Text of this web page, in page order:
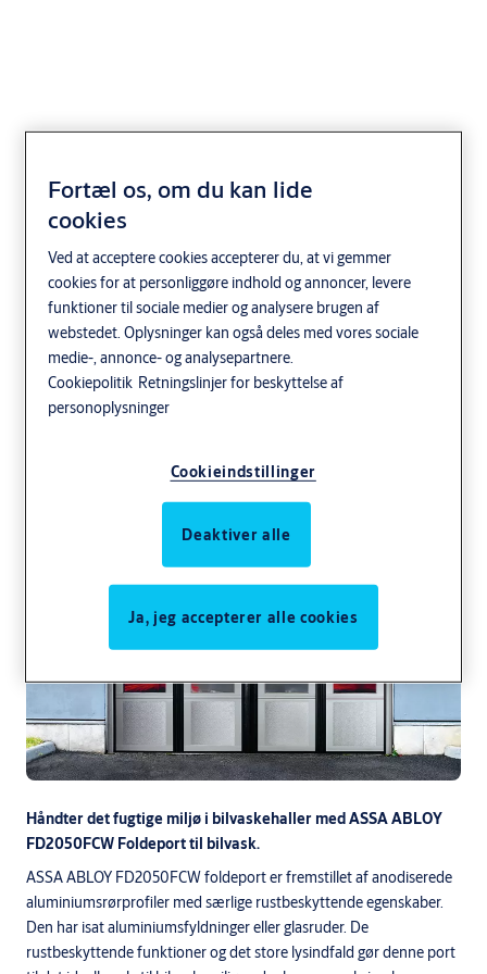
ASSA ABLOY
FD2050FCW Foldeport
til bilvask
Detail ASSA ABLOY
Håndter det fugtige miljø i bilvaskehaller med ASSA ABLOY
FD2050FCW Foldeport til bilvask.
ASSA ABLOY FD2050FCW foldeport er fremstillet af anodiserede
aluminiumsrørprofiler med særlige rustbeskyttende egenskaber.
Den har isat aluminiumsfyldninger eller glasruder. De
rustbeskyttende funktioner og det store lysindfald gør denne port
Fortæl os, om du kan lide
cookies
Ved at acceptere cookies accepterer du, at vi gemmer
cookies for at personliggøre indhold og annoncer, levere
funktioner til sociale medier og analysere brugen af
webstedet. Oplysninger kan også deles med vores sociale
medie-, annonce- og analysepartnere.
Cookiepolitik Retningslinjer for beskyttelse af
personoplysninger
Cookieindstillinger
Deaktiver alle
Ja, jeg accepterer alle cookies